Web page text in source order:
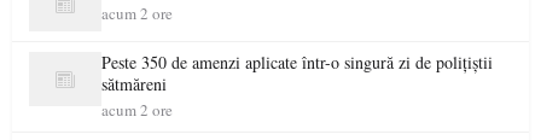
acum 2 ore
Peste 350 de amenzi aplicate într-o singură zi de polițiștii
sătmăreni
acum 2 ore